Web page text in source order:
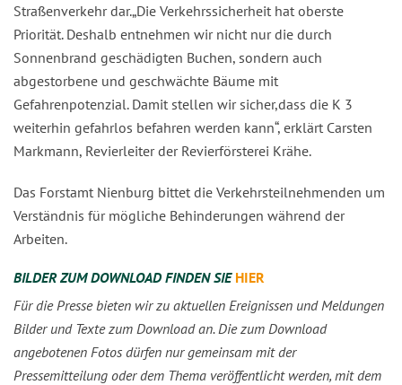
Straßenverkehr dar.„Die Verkehrssicherheit hat oberste
Priorität. Deshalb entnehmen wir nicht nur die durch
Sonnenbrand geschädigten Buchen, sondern auch
abgestorbene und geschwächte Bäume mit
Gefahrenpotenzial. Damit stellen wir sicher,dass die K 3
weiterhin gefahrlos befahren werden kann“, erklärt Carsten
Markmann, Revierleiter der Revierförsterei Krähe.
Das Forstamt Nienburg bittet die Verkehrsteilnehmenden um
Verständnis für mögliche Behinderungen während der
Arbeiten.
BILDER ZUM DOWNLOAD FINDEN SIE HIER
Für die Presse bieten wir zu aktuellen Ereignissen und Meldungen
Bilder und Texte zum Download an. Die zum Download
angebotenen Fotos dürfen nur gemeinsam mit der
Pressemitteilung oder dem Thema veröffentlicht werden, mit dem